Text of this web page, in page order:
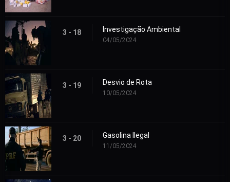
3 - 18 Investigação Ambiental
04/05/2024
3 - 19 Desvio de Rota
10/05/2024
3 - 20 Gasolina Ilegal
11/05/2024